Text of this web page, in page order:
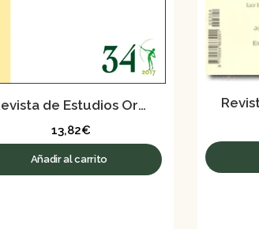
Revista de Estudios Orteguianos Nº 34. Mayo de 2017
13,82€
Añadir al carrito